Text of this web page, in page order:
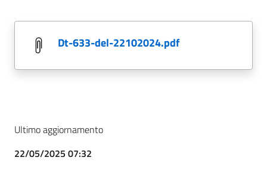
dt-633-del-22102024.pdf
Ultimo aggiornamento
22/05/2025 07:32